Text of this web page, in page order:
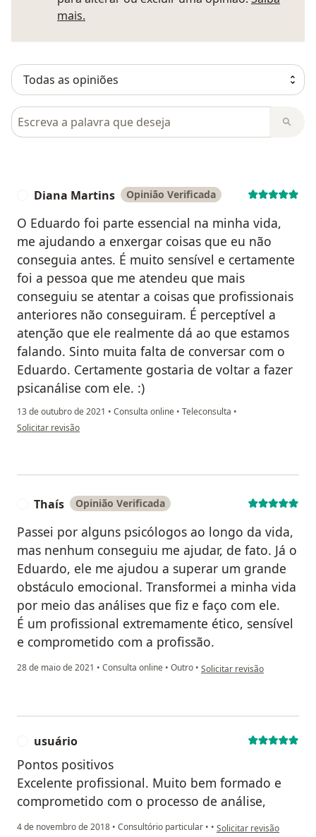
mais.
Pesquisar em opiniões
Diana Martins Opinião Verificada
O Eduardo foi parte essencial na minha vida,
me ajudando a enxergar coisas que eu não
conseguia antes. É muito sensível e certamente
foi a pessoa que me atendeu que mais
conseguiu se atentar a coisas que profissionais
anteriores não conseguiram. É perceptível a
atenção que ele realmente dá ao que estamos
falando. Sinto muita falta de conversar com o
Eduardo. Certamente gostaria de voltar a fazer
psicanálise com ele. :)
13 de outubro de 2021 • Consulta online • Teleconsulta •
na opinião do utilizador Diana Martins
Solicitar revisão
Thaís Opinião Verificada
Passei por alguns psicólogos ao longo da vida,
mas nenhum conseguiu me ajudar, de fato. Já o
Eduardo, ele me ajudou a superar um grande
obstáculo emocional. Transformei a minha vida
por meio das análises que fiz e faço com ele.
É um profissional extremamente ético, sensível
e comprometido com a profissão.
28 de maio de 2021 • Consulta online • Outro • na opinião do utilizador Thaís
Solicitar revisão
usuário
Pontos positivos
Excelente profissional. Muito bem formado e
comprometido com o processo de análise,
4 de novembro de 2018 • Consultório particular • • na opinião do utilizador
Solicitar revisão